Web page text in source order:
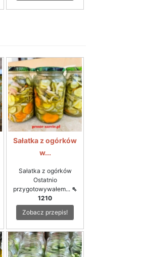
Sałatka z ogórków
w...
Sałatka z ogórków
Ostatnio
przygotowywałem... ⇖
1210
Zobacz przepis!